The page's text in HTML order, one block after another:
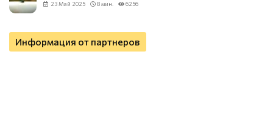
23 Май 2025 8 мин. 6256
Информация от партнеров